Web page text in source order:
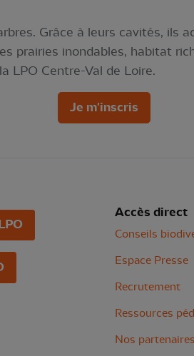
Grâce à leurs cavités, ils
prairies inondables, habitat
LPO Centre-Val de Loire.
Je m'inscris
Accès direct
Conseils
Espace Presse
Recrutement
Ressources
Nos partenaires